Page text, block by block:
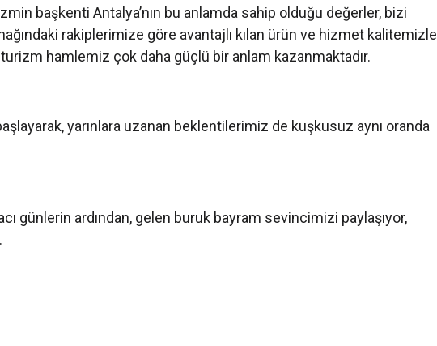
başkenti Antalya’nın bu anlamda sahip olduğu değerler, bizi
rakiplerimize göre avantajlı kılan ürün ve hizmet kalitemizle
hamlemiz çok daha güçlü bir anlam kazanmaktadır.
yarınlara uzanan beklentilerimiz de kuşkusuz aynı oranda
günlerin ardından, gelen buruk bayram sevincimizi paylaşıyor,